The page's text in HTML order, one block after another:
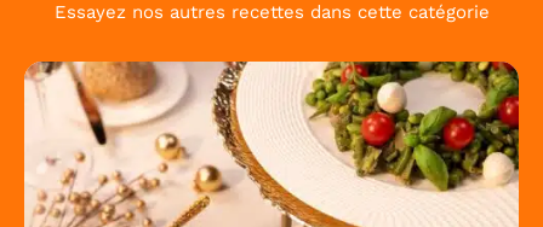
Essayez nos autres recettes dans cette catégorie